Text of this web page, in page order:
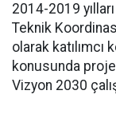
2014-2019
Teknik
olarak katılımcı
konusunda
Vizyon 2030